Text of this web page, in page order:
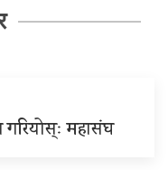
महासंघ